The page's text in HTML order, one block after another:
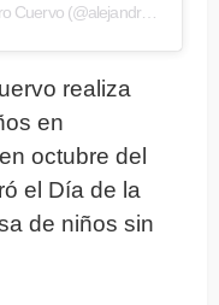
Una publicación compartida por Alejandro Cuervo (@alejandrocuervo_oficial)
realiza
en
octubre del
el Día de la
de niños sin